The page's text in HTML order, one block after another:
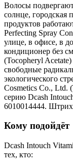
Волосы
солнце, городская
продуктов
Perfecting Spray
улице, в офисе, в
кондиционер без
(Tocopheryl
свободные
экологического
Cosmetics Co., Ltd.
серию Dcash
6010014444.
Кому подойдёт
Dcash Intouch
тех, кто: